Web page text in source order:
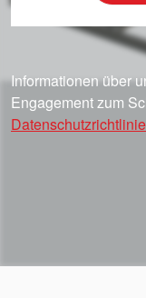
Informationen über
Engagement zum